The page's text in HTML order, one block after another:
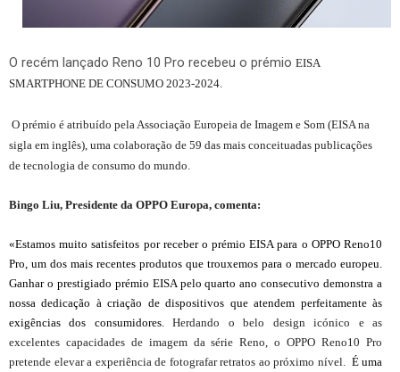
O recém lançado Reno 10 Pro recebeu o prémio EISA
SMARTPHONE DE CONSUMO 2023-2024.
O prémio é atribuído pela Associação Europeia de Imagem e Som (EISA na
sigla em inglês), uma colaboração de 59 das mais conceituadas publicações
de tecnologia de consumo do mundo.
Bingo Liu, Presidente da OPPO Europa, comenta:
«Estamos muito satisfeitos por receber o prémio EISA para o OPPO Reno10
Pro, um dos mais recentes produtos que trouxemos para o mercado europeu.
Ganhar o prestigiado prémio EISA pelo quarto ano consecutivo demonstra a
nossa dedicação à criação de dispositivos que atendem perfeitamente às
exigências dos consumidores.Herdando o belo design icónico e as
excelentes capacidades de imagem da série Reno, o OPPO Reno10 Pro
pretende elevar a experiência de fotografar retratos ao próximo nível. É uma